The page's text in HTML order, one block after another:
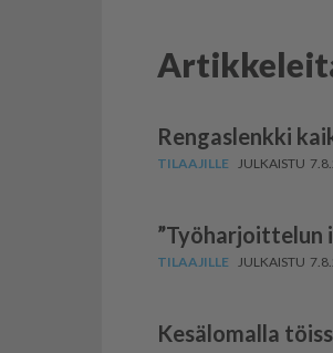
Rengaslenkki
”Työharjoittelun
Kesälomalla